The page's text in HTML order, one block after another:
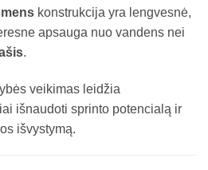
konstrukcija yra lengvesnė,
apsauga nuo vandens nei
.
veikimas leidžia
išnaudoti sprinto potencialą ir
išvystymą.